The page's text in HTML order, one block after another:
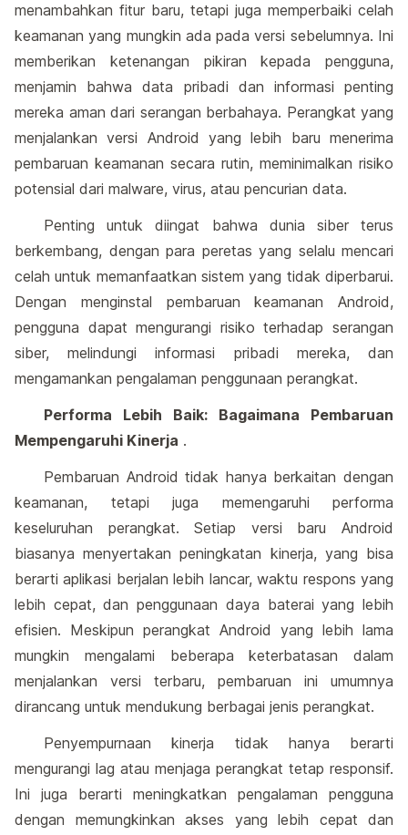
menambahkan fitur baru, tetapi juga memperbaiki celah
keamanan yang mungkin ada pada versi sebelumnya. Ini
memberikan ketenangan pikiran kepada pengguna,
menjamin bahwa data pribadi dan informasi penting
mereka aman dari serangan berbahaya. Perangkat yang
menjalankan versi Android yang lebih baru menerima
pembaruan keamanan secara rutin, meminimalkan risiko
potensial dari malware, virus, atau pencurian data.
Penting untuk diingat bahwa dunia siber terus
berkembang, dengan para peretas yang selalu mencari
celah untuk memanfaatkan sistem yang tidak diperbarui.
Dengan menginstal pembaruan keamanan Android,
pengguna dapat mengurangi risiko terhadap serangan
siber, melindungi informasi pribadi mereka, dan
mengamankan pengalaman penggunaan perangkat.
Performa Lebih Baik: Bagaimana Pembaruan
Mempengaruhi Kinerja .
Pembaruan Android tidak hanya berkaitan dengan
keamanan, tetapi juga memengaruhi performa
keseluruhan perangkat. Setiap versi baru Android
biasanya menyertakan peningkatan kinerja, yang bisa
berarti aplikasi berjalan lebih lancar, waktu respons yang
lebih cepat, dan penggunaan daya baterai yang lebih
efisien. Meskipun perangkat Android yang lebih lama
mungkin mengalami beberapa keterbatasan dalam
menjalankan versi terbaru, pembaruan ini umumnya
dirancang untuk mendukung berbagai jenis perangkat.
Penyempurnaan kinerja tidak hanya berarti
mengurangi lag atau menjaga perangkat tetap responsif.
Ini juga berarti meningkatkan pengalaman pengguna
dengan memungkinkan akses yang lebih cepat dan